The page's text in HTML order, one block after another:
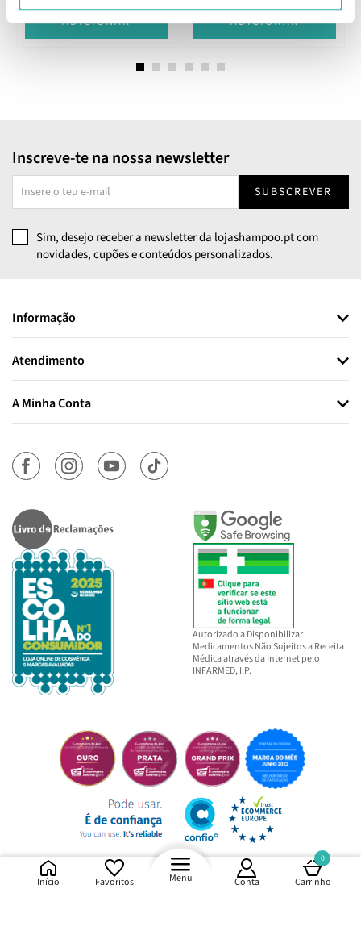
Início Favoritos Menu Conta
0
Carrinho
ADICIONAR ADICIONAR
Inscreve-te na nossa newsletter
SUBSCREVER
Sim, desejo receber a newsletter da lojashampoo.pt com
novidades, cupões e conteúdos personalizados.
Informação
Atendimento
A Minha Conta
Autorizado a Disponibilizar
Medicamentos Não Sujeitos a Receita
Médica através da Internet pelo
INFARMED, I.P.